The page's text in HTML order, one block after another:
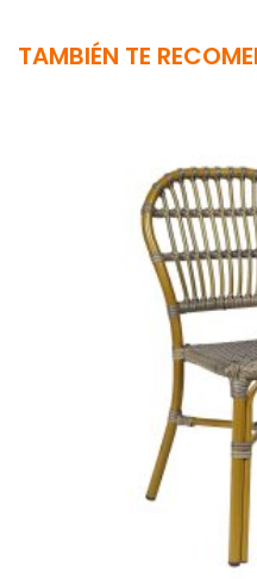
TAMBIÉN TE